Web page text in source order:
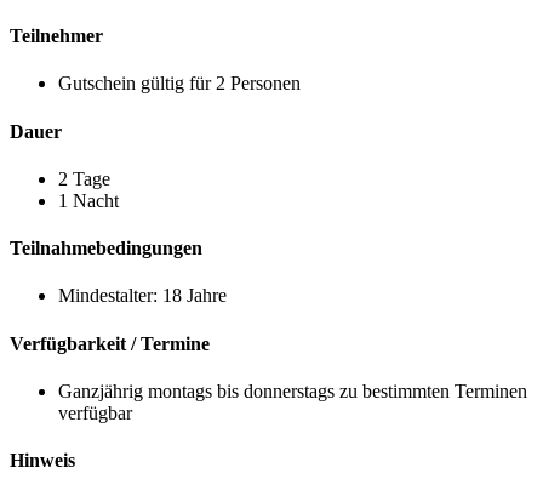
Teilnehmer
Gutschein gültig für 2 Personen
Dauer
2 Tage
1 Nacht
Teilnahmebedingungen
Mindestalter: 18 Jahre
Verfügbarkeit / Termine
Ganzjährig montags bis donnerstags zu bestimmten Terminen
verfügbar
Hinweis